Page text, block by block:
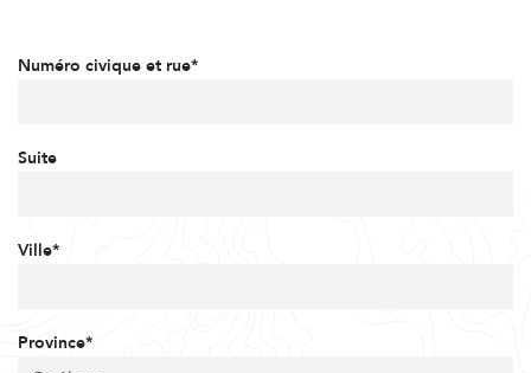
Numéro civique et rue*
Suite
Ville*
Province*